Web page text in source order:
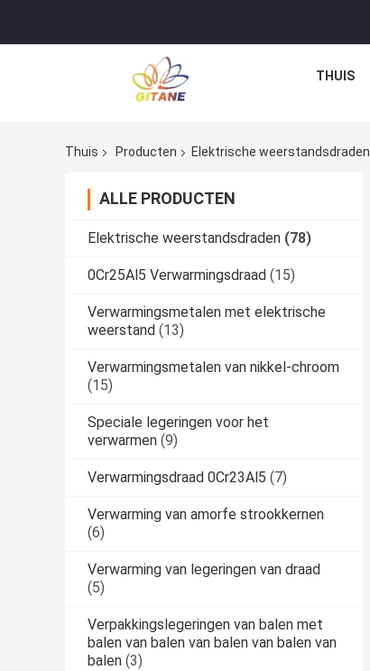
THUIS
Thuis Producten Elektrische weerstandsdraden
ALLE PRODUCTEN
Elektrische weerstandsdraden (78)
0Cr25Al5 Verwarmingsdraad (15)
Verwarmingsmetalen met elektrische
weerstand (13)
Verwarmingsmetalen van nikkel-chroom
(15)
Speciale legeringen voor het
verwarmen (9)
Verwarmingsdraad 0Cr23Al5 (7)
Verwarming van amorfe strookkernen
(6)
Verwarming van legeringen van draad
(5)
Verpakkingslegeringen van balen met
balen van balen van balen van balen van
balen (3)